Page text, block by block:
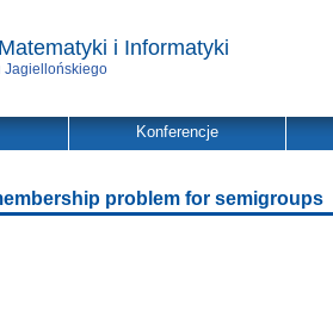
i Informatyki
Jagiellońskiego
Konferencje
problem for semigroups